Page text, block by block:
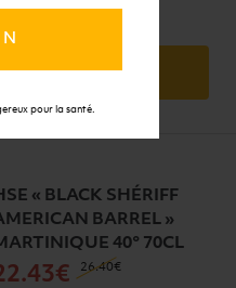
pour la santé.
« BLACK SHÉRIFF
BARREL »
40° 70CL
.43€ 26.40€